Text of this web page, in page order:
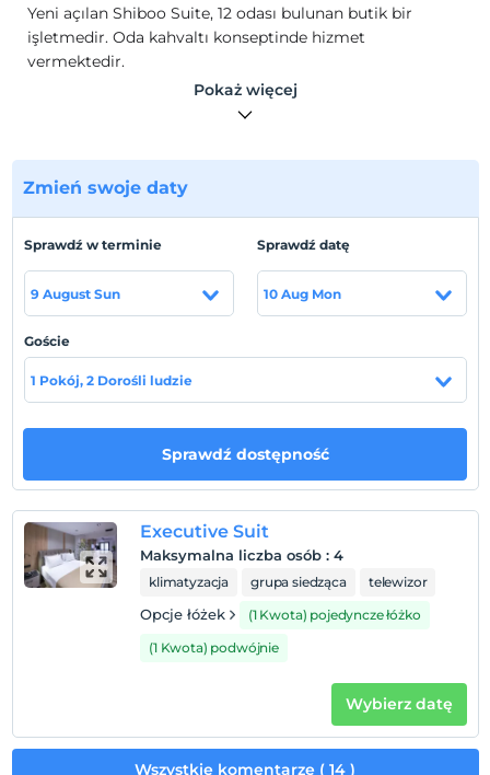
Yeni açılan Shiboo Suite, 12 odası bulunan butik bir
işletmedir. Oda kahvaltı konseptinde hizmet
vermektedir.
Odalarında ısıtma, klima, Wi-Fi, TV, banyo, duş, ücretsiz
banyo malzemeleri, tüm odalarda mutfak ve mutfak
günlük odalarda ücretsiz su, çay ve kahve ikramımız
bulunmaktadır.
Lokalizacja
Gebze sanayi bölgesinin merkezinde şehir merkezinde
konumlanmaktadır. Gebze Center AVM karşısında 5 dk.
yürüme mesafesindedir. Sabiha Gökçen havalimanına 30
yakınlıktadır.
Pokaż na mapie
Zasady hotelu
Zameldować się
Po 14:00
Wymeldować się
Dostępne miejsca dla palących
Pokaż więcej
Zmień swoje daty
Sprawdź w terminie
9 August Sun
Sprawdź datę
10 Aug Mon
Goście
1 Pokój, 2 Dorośli ludzie
Sprawdź dostępność
Executive Suit
Maksymalna liczba osób : 4
klimatyzacja grupa siedząca telewizor
Opcje łóżek
(1 Kwota) pojedyncze łóżko
(1 Kwota) podwójnie
Wybierz datę
Wszystkie komentarze ( 14 )